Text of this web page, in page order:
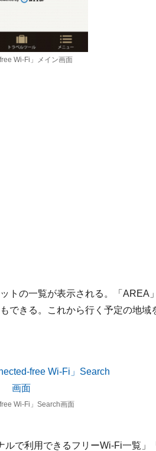
Wi-Fi」メイン画面
トの一覧が表示される。「AREA
できる。これから行く予定の地域
Wi-Fi」Search画面
ルで利用できるフリーWi-Fi一覧」